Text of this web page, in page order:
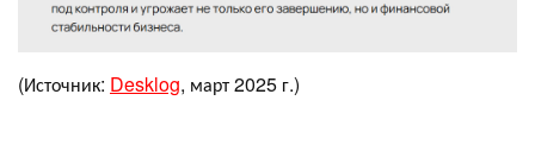
(Источник: Desklog, март 2025 г.)